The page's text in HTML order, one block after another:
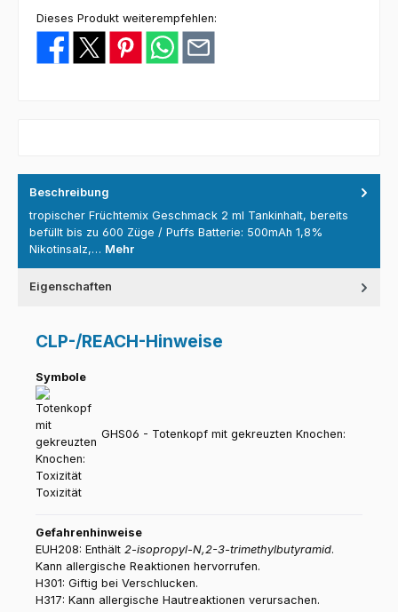
Dieses Produkt weiterempfehlen:
Beschreibung
tropischer Früchtemix Geschmack 2 ml Tankinhalt, bereits
befüllt bis zu 600 Züge / Puffs Batterie: 500mAh 1,8%
Nikotinsalz,… Mehr
Eigenschaften
CLP-/REACH-Hinweise
Symbole
GHS06 - Totenkopf mit gekreuzten Knochen:
Toxizität
Gefahrenhinweise
EUH208: Enthält 2-isopropyl-N,2-3-trimethylbutyramid.
Kann allergische Reaktionen hervorrufen.
H301: Giftig bei Verschlucken.
H317: Kann allergische Hautreaktionen verursachen.